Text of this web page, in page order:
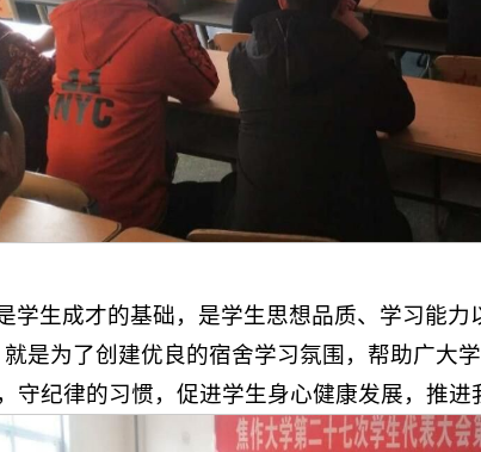
学生成才的基础，是学生思想品质、学习能
是为了创建优良的宿舍学习氛围，帮助广大
守纪律的习惯，促进学生身心健康发展，推进